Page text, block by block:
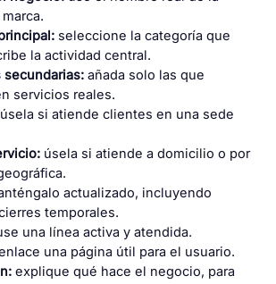
seleccione la categoría que
la actividad central.
secundarias:añada solo las que
servicios reales.
si atiende clientes en una sede
úsela si atiende a domicilio o por
actualizado, incluyendo
temporales.
una línea activa y atendida.
una página útil para el usuario.
explique qué hace el negocio, para